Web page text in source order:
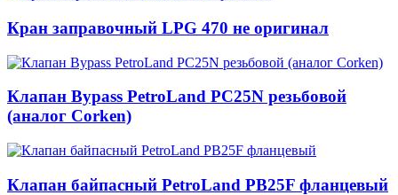
Кран заправочный LPG 470 не оригинал
Клапан Bypass PetroLand PС25N резьбовой
(аналог Corken)
Клапан байпасный PetroLand PB25F фланцевый